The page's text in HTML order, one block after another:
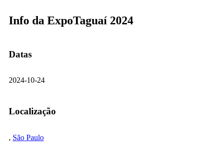
Info da ExpoTaguaí 2024
Datas
2024-10-24
Localização
, São Paulo